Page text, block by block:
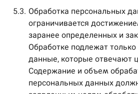
5.3. Обработка персональных
ограничивается
заранее определенных и
Обработке подлежат
данные, которые отвечают
Содержание и объем
персональных данных